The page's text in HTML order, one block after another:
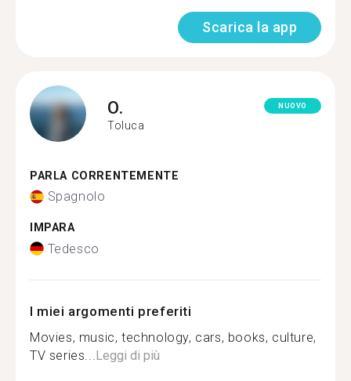
Scarica la app
O.
Toluca
NUOVO
PARLA CORRENTEMENTE
Spagnolo
IMPARA
Tedesco
I miei argomenti preferiti
Movies, music, technology, cars, books, culture,
TV series... Leggi di più